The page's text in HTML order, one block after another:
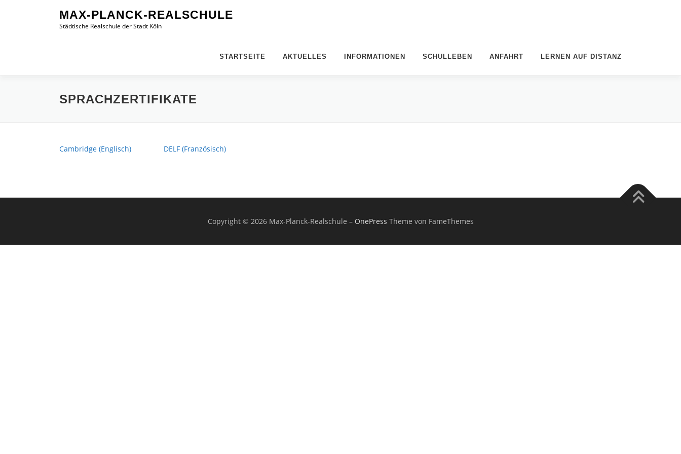
MAX-PLANCK-REALSCHULE
Städtische Realschule der Stadt Köln
STARTSEITE AKTUELLES INFORMATIONEN SCHULLEBEN ANFAHRT LERNEN AUF DISTANZ
SPRACHZERTIFIKATE
Cambridge (Englisch) DELF (Französisch)
Copyright © 2026 Max-Planck-Realschule – OnePress Theme von FameThemes